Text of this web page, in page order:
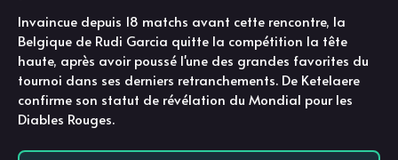
Invaincue depuis 18 matchs avant cette rencontre, la
Belgique de Rudi Garcia quitte la compétition la tête
haute, après avoir poussé l'une des grandes favorites du
tournoi dans ses derniers retranchements. De Ketelaere
confirme son statut de révélation du Mondial pour les
Diables Rouges.